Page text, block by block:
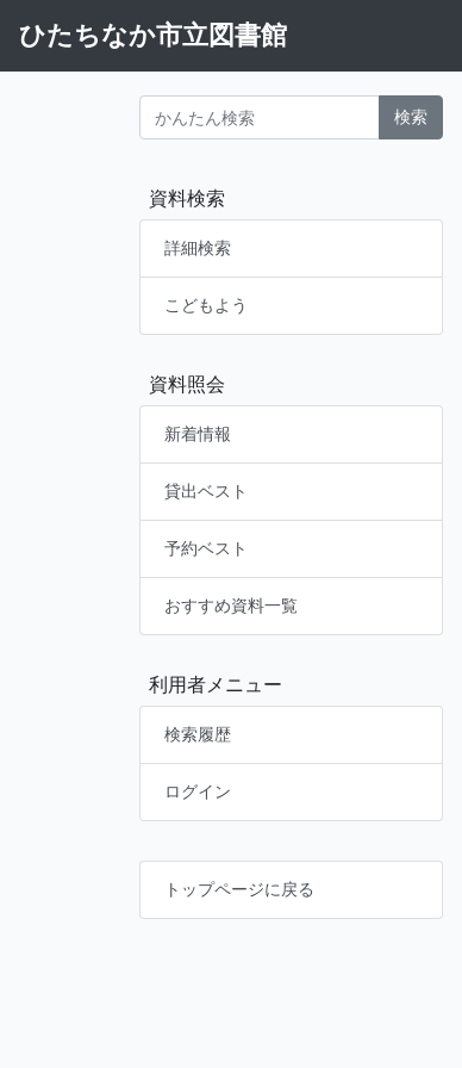
ひたちなか市立図書館
検索
資料検索
詳細検索
こどもよう
資料照会
新着情報
貸出ベスト
予約ベスト
おすすめ資料一覧
利用者メニュー
検索履歴
ログイン
トップページに戻る